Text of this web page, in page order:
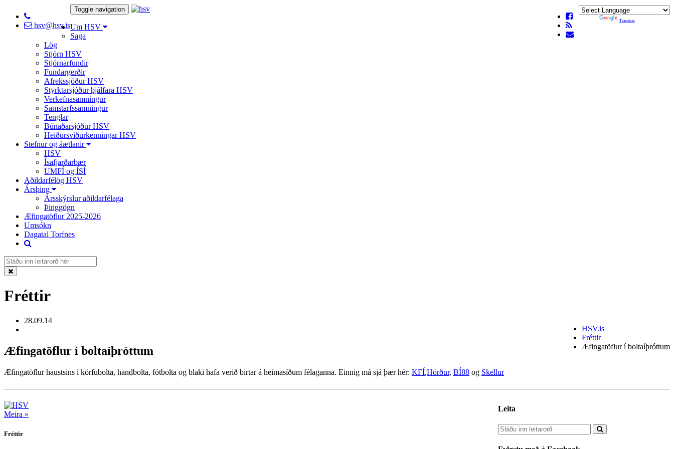
hsv@hsv.is
Translate
Toggle navigation
Um HSV
Saga
Lög
Stjórn HSV
Stjórnarfundir
Fundargerðir
Afrekssjóður HSV
Styrktarsjóður þjálfara HSV
Verkefnasamningur
Samstarfssamningur
Tenglar
Búnaðarsjóður HSV
Heiðursviðurkenningar HSV
Stefnur og áætlanir
HSV
Ísafjarðarbær
UMFÍ og ÍSÍ
Aðildarfélög HSV
Ársþing
Ársskýrslur aðildarfélaga
Þinggögn
Æfingatöflur 2025-2026
Umsókn
Dagatal Torfnes
Fréttir
HSV.is
Fréttir
Æfingatöflur í boltaíþróttum
28.09.14
Æfingatöflur í boltaíþróttum
Æfingatöflur haustsins í körfubolta, handbolta, fótbolta og blaki hafa verið birtar á heimasíðum félaganna. Einnig má sjá þær hér: KFÍ,Hörður, BÍ88 og Skellur
Leita
Meira »
Fréttir